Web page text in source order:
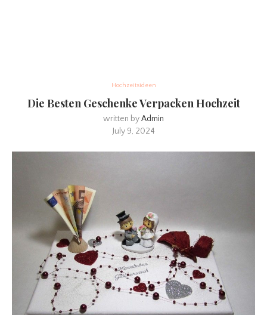
Hochzeitsideen
Die Besten Geschenke Verpacken Hochzeit
written byAdmin
July 9, 2024